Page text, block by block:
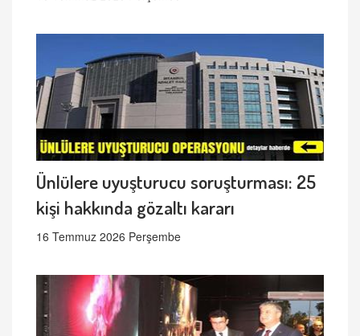
Ünlülere uyuşturucu soruşturması: 25
kişi hakkında gözaltı kararı
16 Temmuz 2026 Perşembe